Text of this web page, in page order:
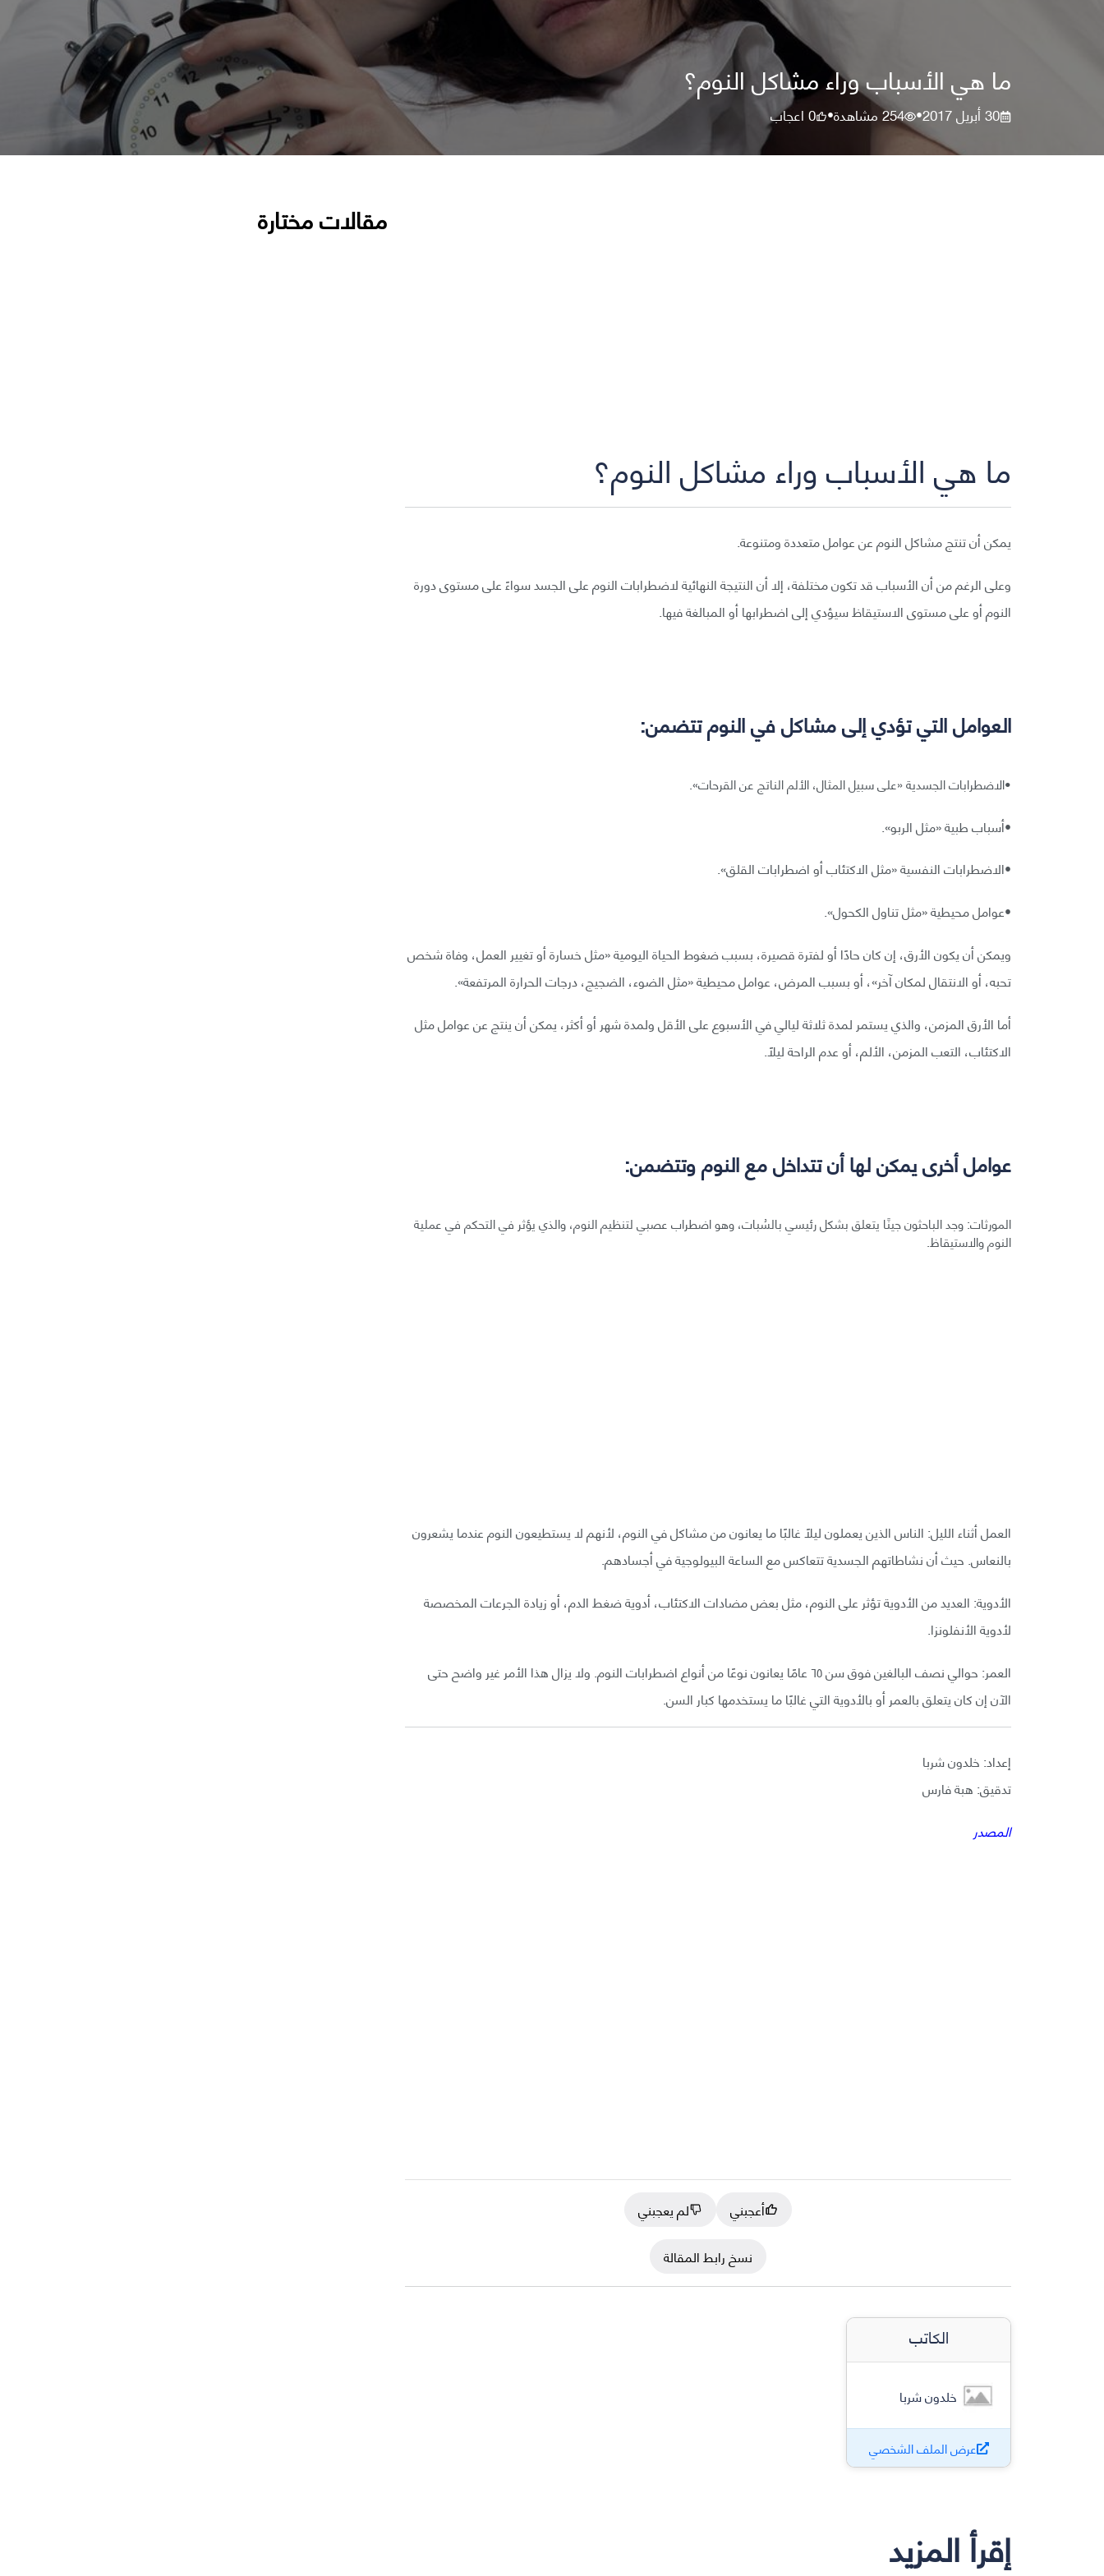
ما هي الأسباب وراء مشاكل النوم؟
30 أبريل 2017 •
254مشاهدة•
0اعجاب
ما هي الأسباب وراء مشاكل النوم؟
يمكن أن تنتج مشاكل النوم عن عوامل متعددة ومتنوعة.
وعلى الرغم من أن الأسباب قد تكون مختلفة، إلا أن النتيجة النهائية لاضطرابات النوم على الجسد سواءً على مستوى دورة
النوم أو على مستوى الاستيقاظ سيؤدي إلى اضطرابها أو المبالغة فيها.
العوامل التي تؤدي إلى مشاكل في النوم تتضمن:
•الاضطرابات الجسدية «على سبيل المثال، الألم الناتج عن القرحات».
•أسباب طبية «مثل الربو».
•الاضطرابات النفسية «مثل الاكتئاب أو اضطرابات القلق».
•عوامل محيطية «مثل تناول الكحول».
ويمكن أن يكون الأرق، إن كان حادًا أو لفترة قصيرة، بسبب ضغوط الحياة اليومية «مثل خسارة أو تغيير العمل، وفاة شخص
تحبه، أو الانتقال لمكان آخر»، أو بسبب المرض، عوامل محيطية «مثل الضوء، الضجيج، درجات الحرارة المرتفعة».
أما الأرق المزمن، والذي يستمر لمدة ثلاثة ليالي في الأسبوع على الأقل ولمدة شهر أو أكثر، يمكن أن ينتج عن عوامل مثل
الاكتئاب، التعب المزمن، الألم، أو عدم الراحة ليلًا.
عوامل أخرى يمكن لها أن تتداخل مع النوم وتتضمن:
المورثات: وجد الباحثون جينًا يتعلق بشكل رئيسي بالسُبات، وهو اضطراب عصبي لتنظيم النوم، والذي يؤثر في التحكم في عملية
النوم والاستيقاظ.
العمل أثناء الليل: الناس الذين يعملون ليلًا غالبًا ما يعانون من مشاكل في النوم، لأنهم لا يستطيعون النوم عندما يشعرون
بالنعاس. حيث أن نشاطاتهم الجسدية تتعاكس مع الساعة البيولوجية في أجسادهم.
الأدوية: العديد من الأدوية تؤثر على النوم، مثل بعض مضادات الاكتئاب، أدوية ضغط الدم، أو زيادة الجرعات المخصصة
لأدوية الأنفلونزا.
العمر: حوالي نصف البالغين فوق سن ٦٥ عامًا يعانون نوعًا من أنواع اضطرابات النوم. ولا يزال هذا الأمر غير واضح حتى
الآن إن كان يتعلق بالعمر أو بالأدوية التي غالبًا ما يستخدمها كبار السن.
إعداد: خلدون شربا
تدقيق: هبة فارس
المصدر
أعجبني
لم يعجبني
نسخ رابط المقالة
الكاتب
خلدون شربا
عرض الملف الشخصي
مقالات مختارة
إقرأ المزيد